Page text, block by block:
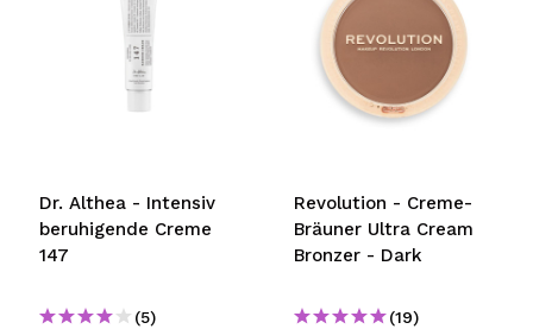
Dr. Althea - Intensiv
beruhigende Creme
147
(5)
Revolution - Creme-
Bräuner Ultra Cream
Bronzer - Dark
(19)